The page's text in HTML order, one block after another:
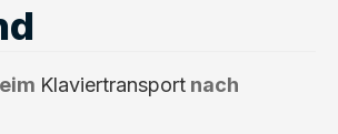
Klaviertransport nach